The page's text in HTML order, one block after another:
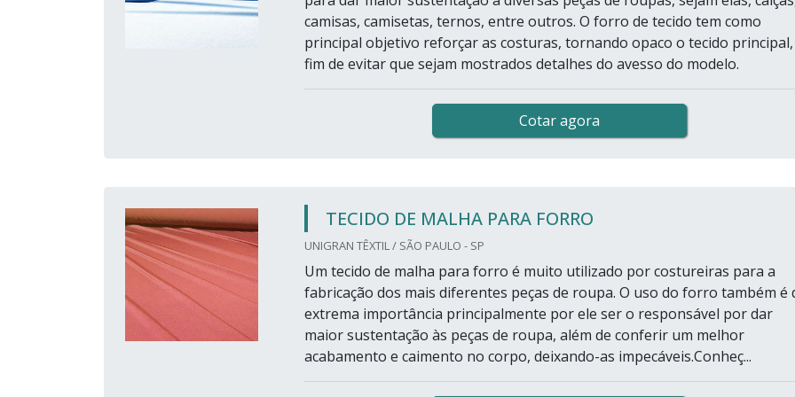
camisas, camisetas, ternos, entre outros. O forro de tecido tem como
principal objetivo reforçar as costuras, tornando opaco o tecido principal,
fim de evitar que sejam mostrados detalhes do avesso do modelo.
Cotar agora
TECIDO DE MALHA PARA FORRO
UNIGRAN TÊXTIL / SÃO PAULO - SP
Um tecido de malha para forro é muito utilizado por costureiras para a
fabricação dos mais diferentes peças de roupa. O uso do forro também é
extrema importância principalmente por ele ser o responsável por dar
maior sustentação às peças de roupa, além de conferir um melhor
acabamento e caimento no corpo, deixando-as impecáveis.Conheç...